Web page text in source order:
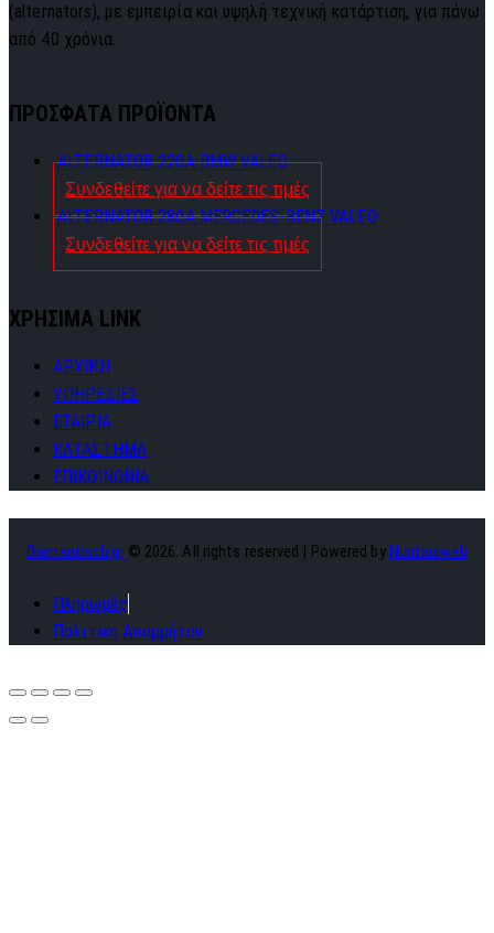
(alternators), με εμπειρία και υψηλή τεχνική κατάρτιση, για πάνω
από 40 χρόνια.
ΠΡΟΣΦΑΤΑ ΠΡΟΪΟΝΤΑ
ALTERNATOR 220A BMW VALEO
Συνδεθείτε για να δείτε τις τιμές
ALTERNATOR 280A MERCEDES-BENZ VALEO
Συνδεθείτε για να δείτε τις τιμές
ΧΡΗΣΙΜΑ LINK
ΑΡΧΙΚΗ
ΥΠΗΡΕΣΙΕΣ
ΕΤΑΙΡΙΑ
ΚΑΤΑΣΤΗΜΑ
ΕΠΙΚΟΙΝΩΝΙΑ
Diamantisch.gr © 2026. All rights reserved | Powered by Nuntiusweb
Πληρωμές
Πολιτική Απορρήτου